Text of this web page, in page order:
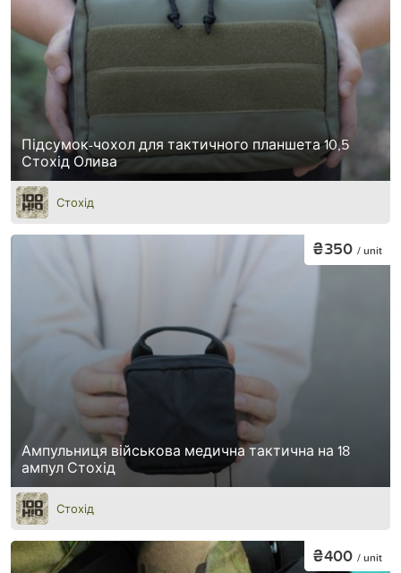
Підсумок-чохол для тактичного планшета 10,5
Стохід Олива
Стохід
Ампульниця військова медична тактична на 18
ампул Стохід
₴350 / unit
Стохід
₴400 / unit